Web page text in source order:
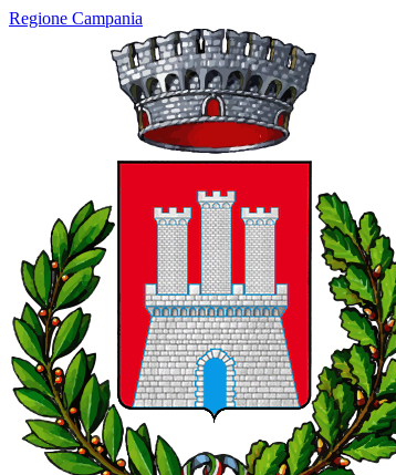
Regione Campania